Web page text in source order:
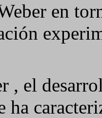
en
, el
ha